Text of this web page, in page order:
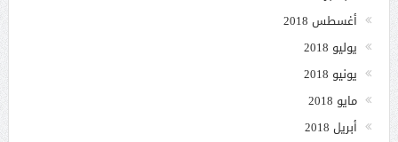
أغسطس 2018
يوليو 2018
يونيو 2018
مايو 2018
أبريل 2018